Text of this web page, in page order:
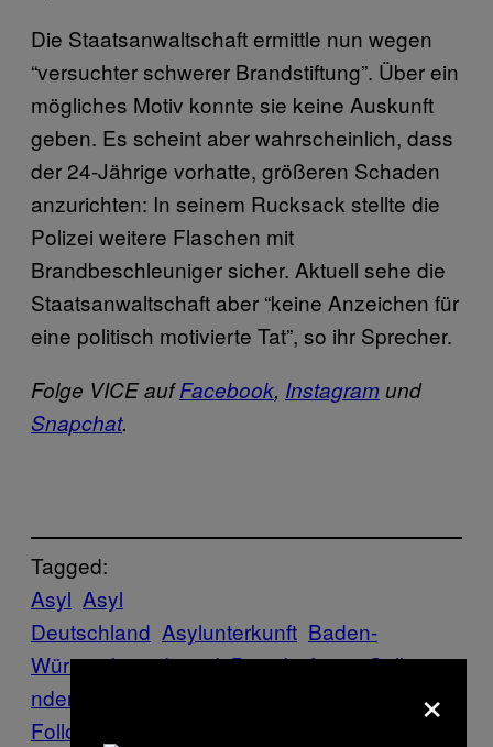
Die Staatsanwaltschaft ermittle nun wegen
“versuchter schwerer Brandstiftung”. Über ein
mögliches Motiv konnte sie keine Auskunft
geben. Es scheint aber wahrscheinlich, dass
der 24-Jährige vorhatte, größeren Schaden
anzurichten: In seinem Rucksack stellte die
Polizei weitere Flaschen mit
Brandbeschleuniger sicher. Aktuell sehe die
Staatsanwaltschaft aber “keine Anzeichen für
eine politisch motivierte Tat”, so ihr Sprecher.
Folge VICE aufFacebook, Instagramund
Snapchat.
Tagged:
Asyl Asyl
Deutschland Asylunterkunft Baden-
Württemberg brand Brandstiftung Grillanzü
nder
Follow Us On Discover
×